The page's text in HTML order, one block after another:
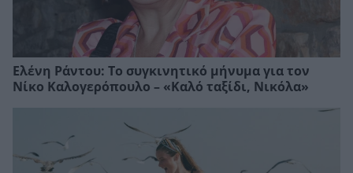
Ελένη Ράντου: Το συγκινητικό μήνυμα για τον
Νίκο Καλογερόπουλο – «Καλό ταξίδι, Νικόλα»